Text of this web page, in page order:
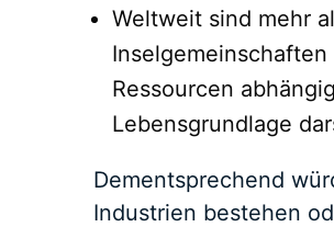
Weltweit sind mehr
Ressourcen
Lebensgrundlage
Dementsprechend
Industrien bestehen